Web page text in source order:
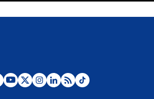
Desde dermatitis hasta infecciones: